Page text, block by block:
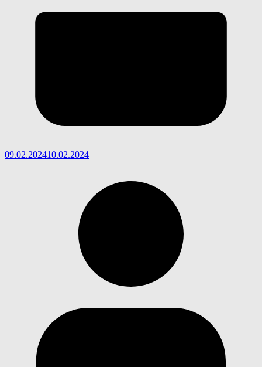
09.02.202410.02.2024